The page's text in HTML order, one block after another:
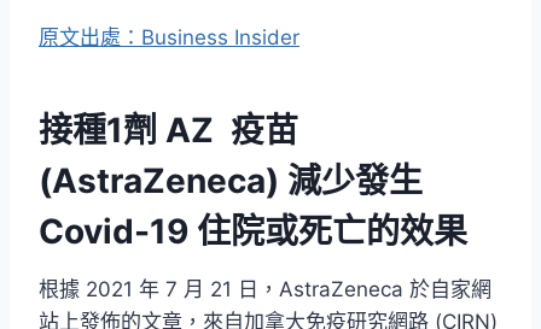
原文出處：Business Insider
接種1劑 AZ 疫苗
(AstraZeneca) 減少發生
Covid-19 住院或死亡的效果
根據 2021 年 7 月 21 日，AstraZeneca 於自家網
站上發佈的文章，來自加拿大免疫研究網路 (CIRN)